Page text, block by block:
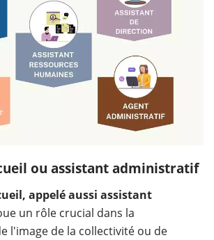
ou assistant administratif
appelé aussi assistant
un rôle crucial dans la
l'image de la collectivité ou de